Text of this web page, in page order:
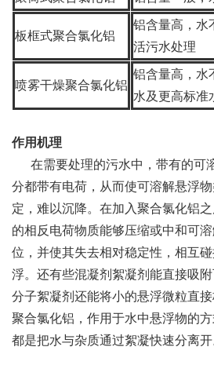
板框式聚合氯化铝
铝含量高，水
活污水处理
喷雾干燥聚合氯化铝
铝含量高，水
水及更高标准
作用机理
在需要处理的污水中，带有的可
分都带有电荷，从而使可溶解悬浮
定，难以沉降。在加入聚合氯化铝
的相反电荷物质能够压缩或中和可
位，并使其失去相对稳定性，相互
浮。还有些混凝剂絮凝剂能直接吸
分子絮凝剂还能将小的悬浮微粒直
聚合氯化铝，作用于水中悬浮物的
都是把水与杂质通过絮凝快速分离开